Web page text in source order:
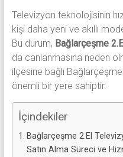
adresten
alım
yapıyor
Televizyon teknolojisinin
kişi daha yeni ve akıllı
Bu durum, Bağlarçeşme
da canlanmasına neden
ilçesine bağlı
önemli bir yere sahiptir.
İçindekiler
Bağlarçeşme 2.El
Satın Alma Süreci ve